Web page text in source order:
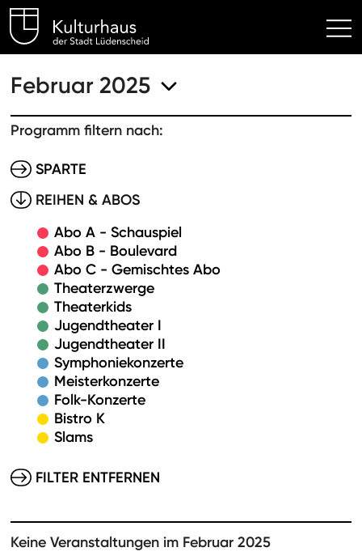
Kulturhaus Lüdenscheid
Februar 2025
Programm filtern nach:
SPARTE
REIHEN & ABOS
Abo A - Schauspiel
Abo B - Boulevard
Abo C - Gemischtes Abo
Theaterzwerge
Theaterkids
Jugendtheater I
Jugendtheater II
Symphoniekonzerte
Meisterkonzerte
Folk-Konzerte
Bistro K
Slams
FILTER ENTFERNEN
Keine Veranstaltungen im Februar 2025